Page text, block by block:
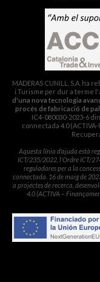
MADERAS CUNILL, S.A.
i Turisme per dur a terme
d'una nova tecnologia
procés de fabricació de
IC4-080030-2023-6
connectada 4.0
Aquesta línia d'ajuda està
ICT/235/2022, l'Ordre ICT/
reguladores per a la
connectada. 16 de maig de
a projectes de recerca,
4.0 (ACTIVA –